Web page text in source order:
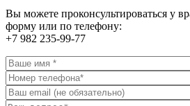
Вы можете проконсультироваться у
форму или по телефону:
+7 982 235-99-77